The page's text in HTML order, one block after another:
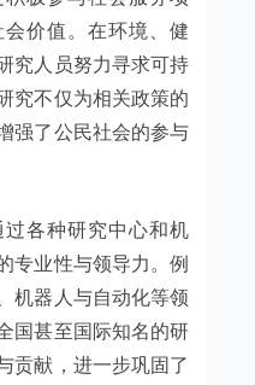
价值。在环境、健
究人员努力寻求可持
究不仅为相关政策的
强了公民社会的参与
各种研究中心和机
专业性与领导力。例
机器人与自动化等领
国甚至国际知名的研
贡献，进一步巩固了